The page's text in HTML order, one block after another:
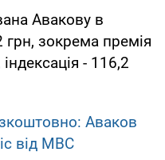
Авакову в
грн, зокрема премія
- 116,2
Аваков
від МВС